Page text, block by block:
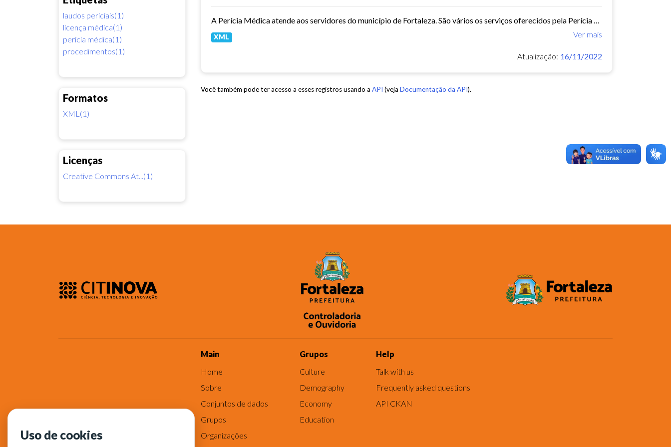
laudos periciais(1)
licença médica(1)
perícia médica(1)
procedimentos(1)
Formatos
XML(1)
Licenças
Creative Commons At...(1)
A Perícia Médica atende aos servidores do município de Fortaleza. São vários os serviços oferecidos pela Perícia Médica do IPM, como: avaliação da aptidão dos candidatos ao...
Ver mais
XML
Atualização: 16/11/2022
Você também pode ter acesso a esses registros usando a API (veja Documentação da API).
Main
Home
Sobre
Conjuntos de dados
Grupos
Organizações
Grupos
Culture
Demography
Economy
Education
Help
Talk with us
Frequently asked questions
API CKAN
Uso de cookies